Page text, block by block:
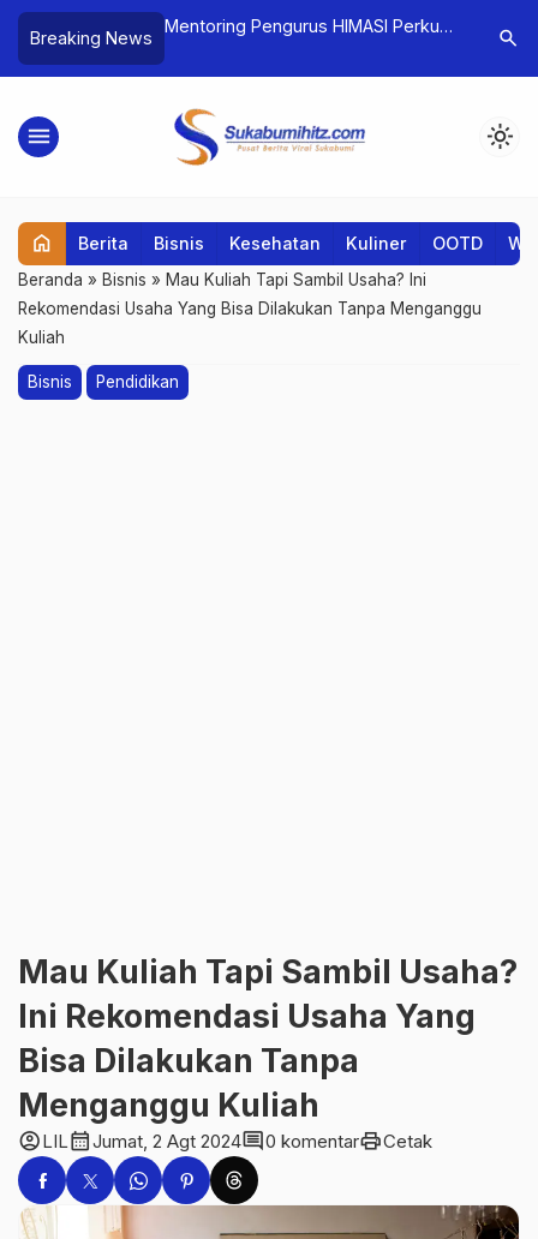
Breaking News
Mentoring Pengurus HIMASI Perkuat
Agent
search
menu light_mode
home Berita Bisnis Kesehatan Kuliner OOTD
Beranda » Bisnis » Mau Kuliah Tapi Sambil Usaha? Ini
Rekomendasi Usaha Yang Bisa Dilakukan Tanpa Menganggu
Kuliah
Bisnis Pendidikan
Mau Kuliah Tapi Sambil Usaha?
Ini Rekomendasi Usaha Yang
Bisa Dilakukan Tanpa
Menganggu Kuliah
account_circleLILcalendar_monthJumat, 2 Agt 2024comment0 komentarprintCetak